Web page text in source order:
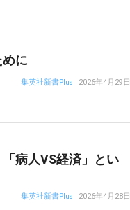
に
集英社新書Plus 2026年4月29日
病人VS経済」とい
集英社新書Plus 2026年4月28日